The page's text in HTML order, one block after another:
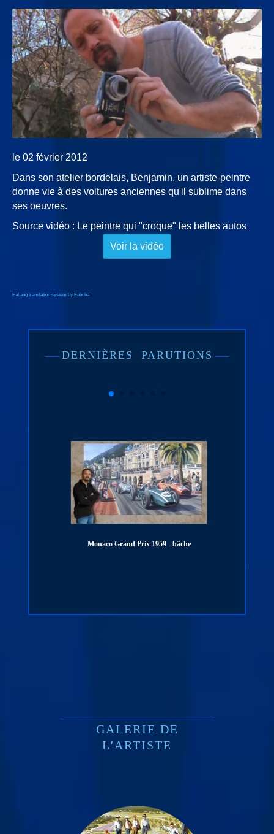
le 02 février 2012
Dans son atelier bordelais, Benjamin, un artiste-peintre
donne vie à des voitures anciennes qu'il sublime dans
ses oeuvres.
Source vidéo : Le peintre qui "croque" les belles autos
Voir la vidéo
FaLang translation system by Faboba
DERNIÈRES PARUTIONS
Grand Prix 1959 - bâche
PORSCHE 911 - 1000 km SPA - 1973 -
GALERIE DE
L'ARTISTE